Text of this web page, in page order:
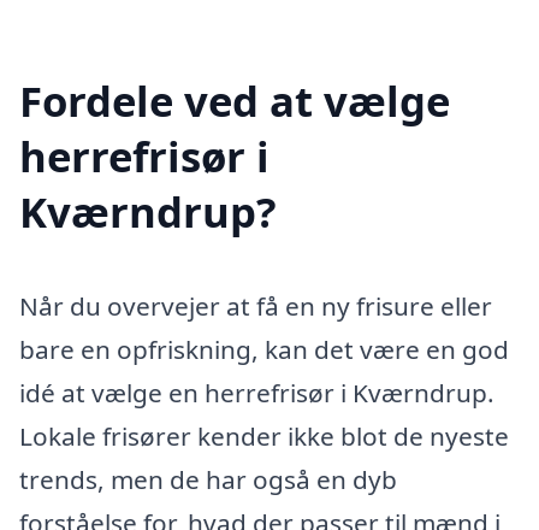
Fordele ved at vælge
herrefrisør i
Kværndrup?
Når du overvejer at få en ny frisure eller
bare en opfriskning, kan det være en god
idé at vælge en herrefrisør i Kværndrup.
Lokale frisører kender ikke blot de nyeste
trends, men de har også en dyb
forståelse for, hvad der passer til mænd i